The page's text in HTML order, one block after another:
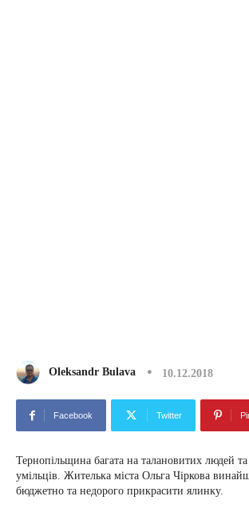
Oleksandr Bulava 10.12.2018
Facebook Twitter
Тернопільщина багата на талановитих людей
умільців. Жителька міста Ольга Чіркова
бюджетно та недорого прикрасити ялинку.